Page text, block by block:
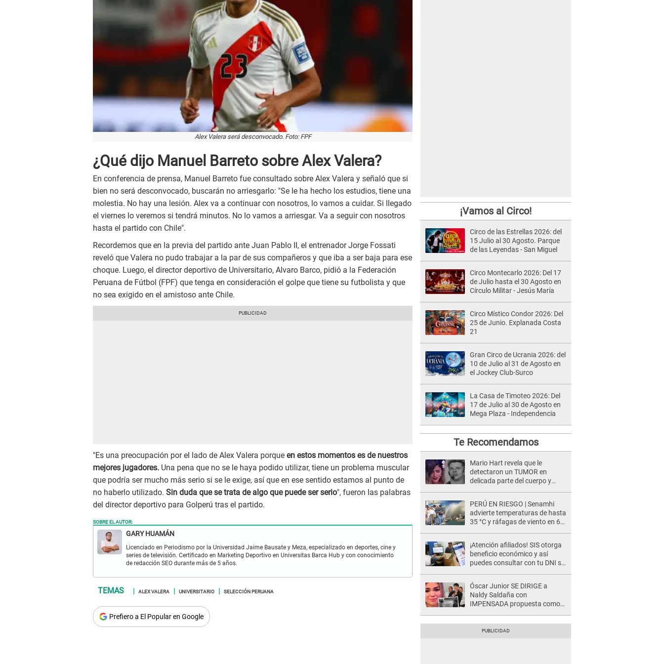
Alex Valera será desconvocado. Foto: FPF
¿Qué dijo Manuel Barreto sobre Alex Valera?
En conferencia de prensa, Manuel Barreto fue consultado sobre Alex Valera y señaló que si
bien no será desconvocado, buscarán no arriesgarlo: "Se le ha hecho los estudios, tiene una
molestia. No hay una lesión. Alex va a continuar con nosotros, lo vamos a cuidar. Si llegado
el viernes lo veremos si tendrá minutos. No lo vamos a arriesgar. Va a seguir con nosotros
hasta el partido con Chile".
Recordemos que en la previa del partido ante Juan Pablo II, el entrenador Jorge Fossati
reveló que Valera no pudo trabajar a la par de sus compañeros y que iba a ser baja para ese
choque. Luego, el director deportivo de Universitario, Alvaro Barco, pidió a la Federación
Peruana de Fútbol (FPF) que tenga en consideración el golpe que tiene su futbolista y que
no sea exigido en el amistoso ante Chile.
"Es una preocupación por el lado de Alex Valera porque en estos momentos es de nuestros
mejores jugadores. Una pena que no se le haya podido utilizar, tiene un problema muscular
que podría ser mucho más serio si se le exige, así que en ese sentido estamos al punto de
no haberlo utilizado. Sin duda que se trata de algo que puede ser serio", fueron las palabras
del director deportivo para Golperú tras el partido.
SOBRE EL AUTOR:
GARY HUAMÁN
Licenciado en Periodismo por la Universidad Jaime Bausate y Meza, especializado en deportes, cine y
series de televisión. Certificado en Marketing Deportivo en Universitas Barca Hub y con conocimiento
de redacción SEO durante más de 5 años.
ALEX VALERA UNIVERSITARIO SELECCIÓN PERUANA
Prefiero a El Popular en Google
¡Vamos al Circo!
Circo de las Estrellas 2026: del
15 Julio al 30 Agosto. Parque
de las Leyendas - San Miguel
Circo Montecarlo 2026: Del 17
de Julio hasta el 30 Agosto en
Círculo Militar - Jesús María
Circo Místico Condor 2026: Del
25 de Junio. Explanada Costa
21
Gran Circo de Ucrania 2026: del
10 de Julio al 31 de Agosto en
el Jockey Club-Surco
La Casa de Timoteo 2026: Del
17 de Julio al 30 de Agosto en
Mega Plaza - Independencia
Te Recomendamos
Mario Hart revela que le
detectaron un TUMOR en
delicada parte del cuerpo y
muy fuertes..."
PERÚ EN RIESGO | Senamhi
advierte temperaturas de hasta
35 °C y ráfagas de viento en 6
¡Atención afiliados! SIS otorga
beneficio económico y así
puedes consultar con tu DNI si
Óscar Junior SE DIRIGE a
Naldy Saldaña con
IMPENSADA propuesta como